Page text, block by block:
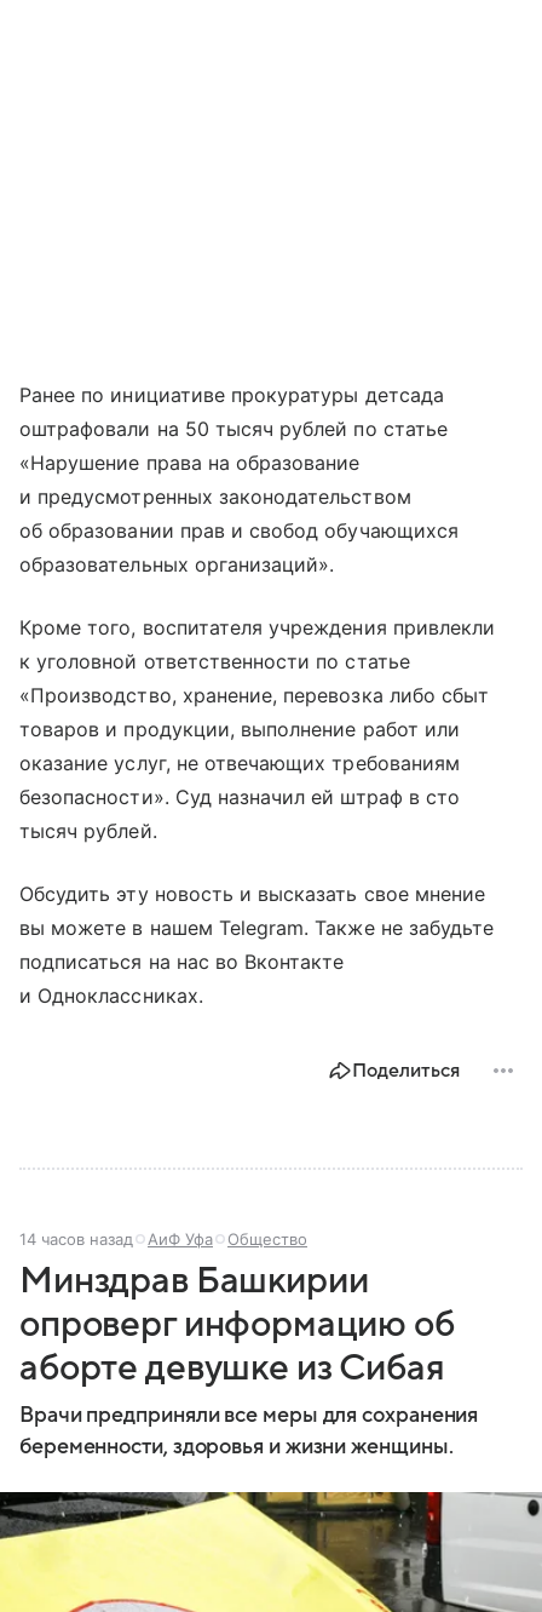
Ранее по инициативе прокуратуры детсада
оштрафовали на 50 тысяч рублей по статье
«Нарушение права на образование
и предусмотренных законодательством
об образовании прав и свобод обучающихся
образовательных организаций».
Кроме того, воспитателя учреждения привлекли
к уголовной ответственности по статье
«Производство, хранение, перевозка либо сбыт
товаров и продукции, выполнение работ или
оказание услуг, не отвечающих требованиям
безопасности». Суд назначил ей штраф в сто
тысяч рублей.
Обсудить эту новость и высказать свое мнение
вы можете в нашем Telegram. Также не забудьте
подписаться на нас во Вконтакте
и Одноклассниках.
Поделиться
14 часов назад АиФ Уфа Общество
Минздрав Башкирии
опроверг информацию об
аборте девушке из Сибая
Врачи предприняли все меры для сохранения
беременности, здоровья и жизни женщины.